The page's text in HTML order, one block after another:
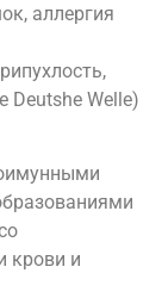
аллергия
Deutshe Welle)
крови и